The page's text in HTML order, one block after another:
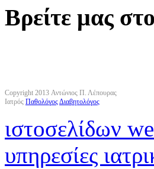
Βρείτε μας
Copyright 2013 Αντώνιος Π. Λέπουρας
Ιατρός ΠαθολόγοςΔιαβητολόγος
ιστοσελίδων
υπηρεσίες